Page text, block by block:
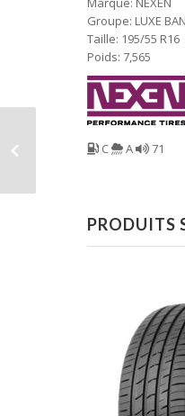
Groupe: LUXE
Taille: 195/55 R16
Poids: 7,565
C A 71
PRODUITS